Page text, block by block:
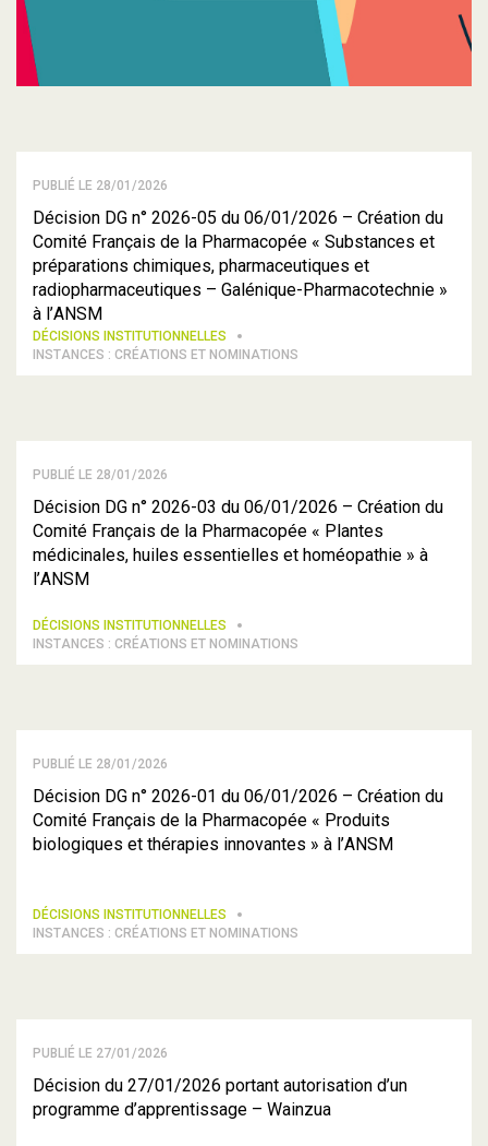
PUBLIÉ LE 28/01/2026
Décision DG n° 2026-05 du 06/01/2026 – Création du
Comité Français de la Pharmacopée « Substances et
préparations chimiques, pharmaceutiques et
radiopharmaceutiques – Galénique-Pharmacotechnie »
à l’ANSM
DÉCISIONS INSTITUTIONNELLES
INSTANCES : CRÉATIONS ET NOMINATIONS
PUBLIÉ LE 28/01/2026
Décision DG n° 2026-03 du 06/01/2026 – Création du
Comité Français de la Pharmacopée « Plantes
médicinales, huiles essentielles et homéopathie » à
l’ANSM
DÉCISIONS INSTITUTIONNELLES
INSTANCES : CRÉATIONS ET NOMINATIONS
PUBLIÉ LE 28/01/2026
Décision DG n° 2026-01 du 06/01/2026 – Création du
Comité Français de la Pharmacopée « Produits
biologiques et thérapies innovantes » à l’ANSM
DÉCISIONS INSTITUTIONNELLES
INSTANCES : CRÉATIONS ET NOMINATIONS
PUBLIÉ LE 27/01/2026
Décision du 27/01/2026 portant autorisation d’un
programme d’apprentissage – Wainzua